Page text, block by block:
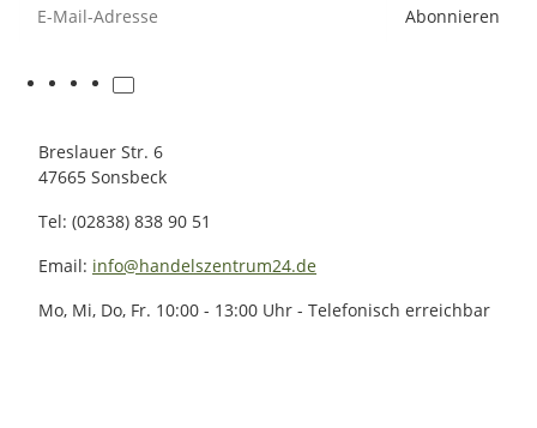
Abonnieren
Breslauer Str. 6
47665 Sonsbeck
Tel: (02838) 838 90 51
Email: info@handelszentrum24.de
Mo, Mi, Do, Fr. 10:00 - 13:00 Uhr - Telefonisch erreichbar